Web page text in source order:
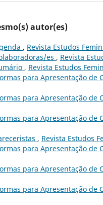
autor(es)
, Revista Estudos
es , Revista
, Revista Estudos
para Apresentação de
para Apresentação de
para Apresentação de
, Revista Estudos
para Apresentação de
para Apresentação de
para Apresentação de